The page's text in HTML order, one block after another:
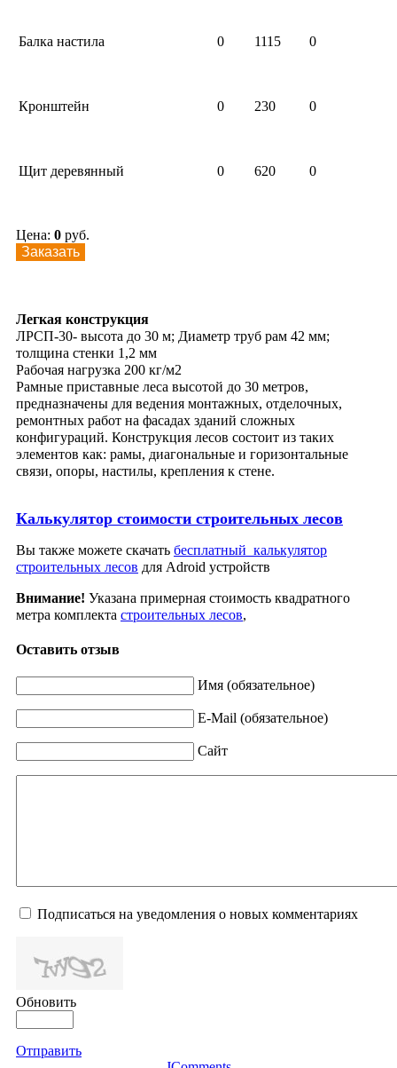
Балка настила 0 1115 0
Кронштейн 0 230 0
Щит деревянный 0 620 0
Цена: 0 руб.
Заказать
Легкая конструкция
ЛРСП-30- высота до 30 м; Диаметр труб рам 42 мм;
толщина стенки 1,2 мм
Рабочая нагрузка 200 кг/м2
Рамные приставные леса высотой до 30 метров,
предназначены для ведения монтажных, отделочных,
ремонтных работ на фасадах зданий сложных
конфигураций. Конструкция лесов состоит из таких
элементов как: рамы, диагональные и горизонтальные
связи, опоры, настилы, крепления к стене.
Калькулятор стоимости строительных лесов
Вы также можете скачать бесплатный калькулятор
строительных лесов для Adroid устройств
Внимание! Указана примерная стоимость квадратного
метра комплекта строительных лесов,
Оставить отзыв
Имя (обязательное)
E-Mail (обязательное)
Сайт
Подписаться на уведомления о новых комментариях
Обновить
Отправить